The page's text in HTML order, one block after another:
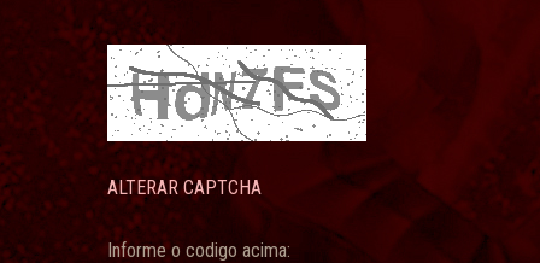
ALTERAR CAPTCHA
Informe o codigo acima: